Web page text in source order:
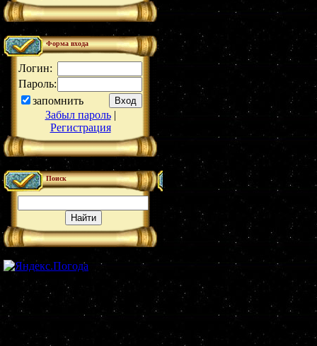
Форма входа
Логин:
Пароль:
запомнить
Забыл пароль|
Регистрация
Поиск